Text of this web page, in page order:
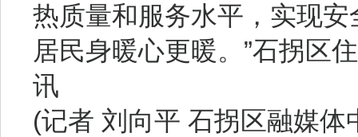
热质量和服务水平，实现
居民身暖心更暖。”石拐区
讯
(记者 刘向平 石拐区融媒体